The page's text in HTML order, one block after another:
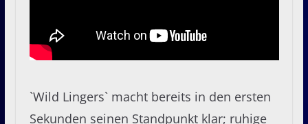
`Wild Lingers` macht bereits in den ersten
Sekunden seinen Standpunkt klar; ruhige